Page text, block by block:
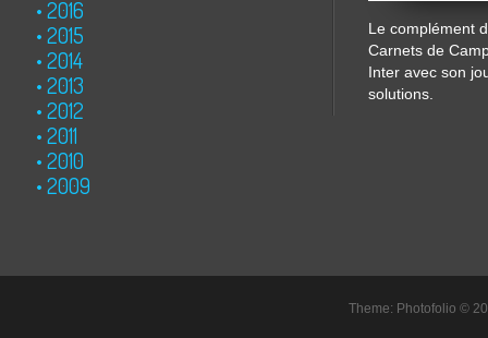
2016
2015
2014
2013
2012
2011
2010
2009
Le complément
Carnets de
Inter avec son
solutions.
Theme: Photofolio ©